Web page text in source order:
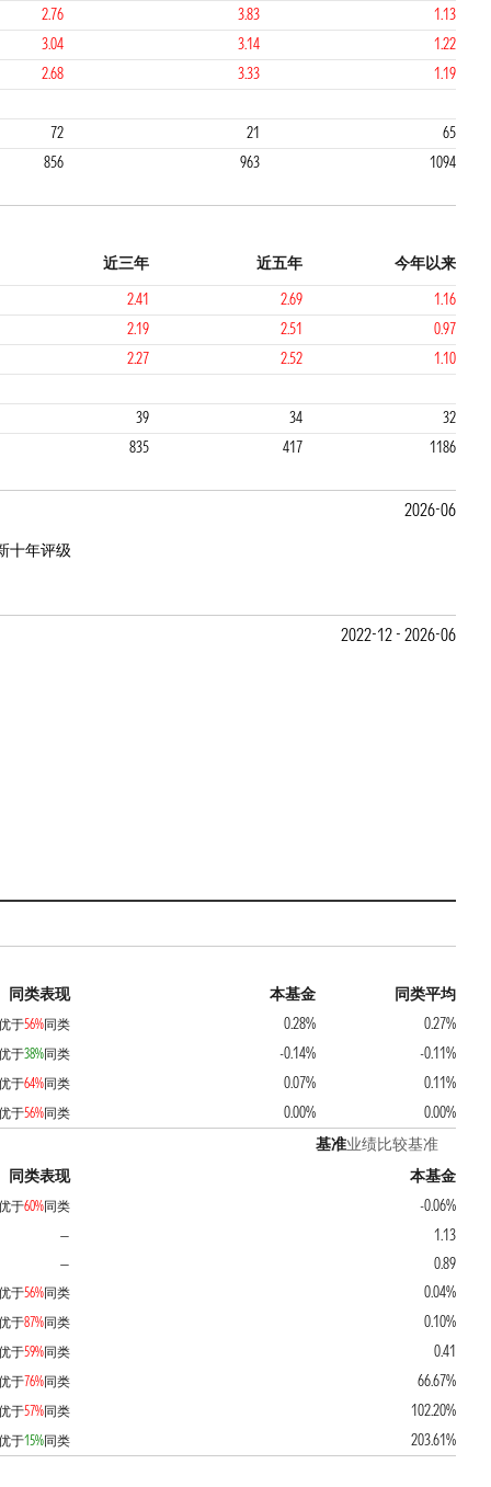
2.76 3.83
1.13
3.04 3.14
1.22
2.68 3.33
1.19
1 3
72 21
65
856 963 1094
近三年 近五年
今年以来
2.41 2.69
1.16
2.19 2.51
0.97
2.27 2.52
1.10
2 2
39 34
32
835 417 1186
2026-06
十年评级
2022-12 - 2026-06
同类表现 本基金
同类平均
于56%同类 0.28%
0.27%
于38%同类 -0.14%
-0.11%
于64%同类 0.07%
0.11%
于56%同类 0.00% 0.00%
基准业绩比较基准
同类表现
本基金
于60%同类
-0.06%
—
1.13
—
0.89
于56%同类
0.04%
于87%同类
0.10%
于59%同类
0.41
于76%同类
66.67%
于57%同类
102.20%
于15%同类 203.61%